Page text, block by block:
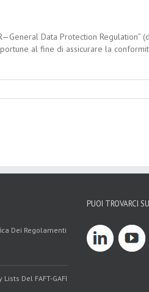
Data Protection Regulation”
al fine di assicurare la
Dei Regolamenti
Del FAFT-GAFI
PUOI TROVARCI SU